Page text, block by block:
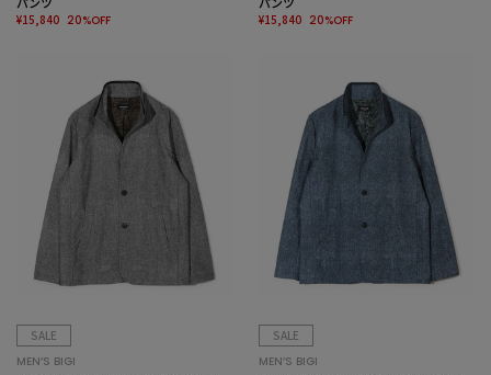
¥15,840 20%OFF ¥15,840 20%OFF
SALE
MEN’S BIGI
SALE
MEN’S BIGI